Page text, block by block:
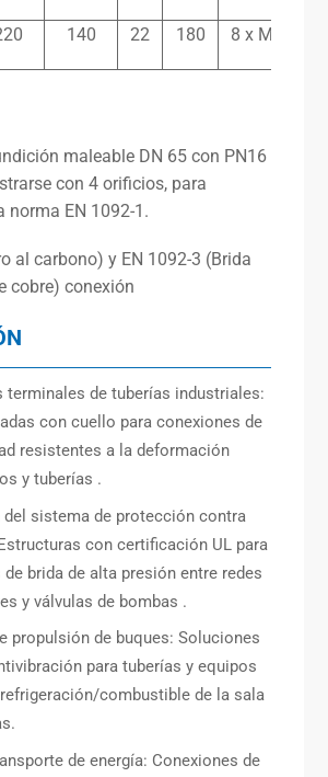
140 22 180 8 x M16
maleable DN 65 con PN16
con 4 orificios, para
norma EN 1092-1.
al carbono) y EN 1092-3 (Brida
cobre) conexión
terminales de tuberías industriales:
con cuello para conexiones de
resistentes a la deformación
y tuberías .
sistema de protección contra
con certificación UL para
brida de alta presión entre redes
y válvulas de bombas .
propulsión de buques: Soluciones
para tuberías y equipos
combustible de la sala
de energía: Conexiones de